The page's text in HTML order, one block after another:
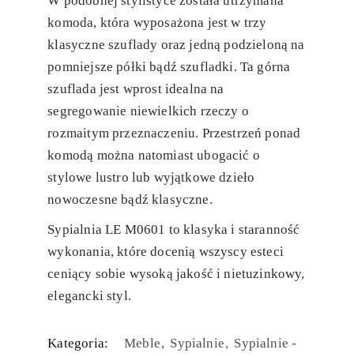
komoda, która wyposażona jest w trzy
klasyczne szuflady oraz jedną podzieloną na
pomniejsze półki bądź szufladki. Ta górna
szuflada jest wprost idealna na
segregowanie niewielkich rzeczy o
rozmaitym przeznaczeniu. Przestrzeń ponad
komodą można natomiast ubogacić o
stylowe lustro lub wyjątkowe dzieło
nowoczesne bądź klasyczne.
Sypialnia LE M0601 to klasyka i staranność
wykonania, które docenią wszyscy esteci
ceniący sobie wysoką jakość i nietuzinkowy,
elegancki styl.
Kategoria: Meble Sypialnie Sypialnie -